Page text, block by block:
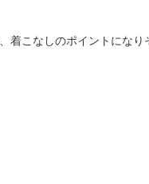
着こなしのポイントにな